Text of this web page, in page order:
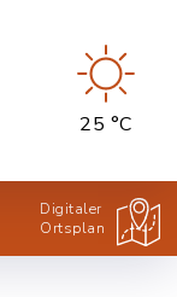
25 °C
Digitaler
Ortsplan